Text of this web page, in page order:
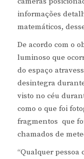
informações
matemáticos,
De acordo com o
luminoso que
do espaço
desintegra
visto no céu
como o que foi
fragmentos que
chamados de
“Qualquer pessoa